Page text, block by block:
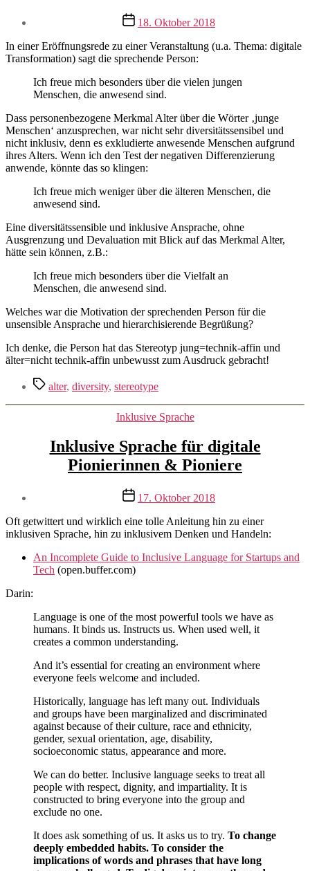
Veröffentlichungsdatum
18. Oktober 2018
In einer Eröffnungsrede zu einer Veranstaltung (u.a. Thema: digitale
Transformation) sagt die sprechende Person:
Ich freue mich besonders über die vielen jungen
Menschen, die anwesend sind.
Dass personenbezogene Merkmal Alter über die Wörter ‚junge
Menschen‘ anzusprechen, war nicht sehr diversitätssensibel und
nicht inklusiv, denn es exkludierte anwesende Menschen aufgrund
ihres Alters. Wenn ich den Test der negativen Differenzierung
anwende, könnte das so klingen:
Ich freue mich weniger über die älteren Menschen, die
anwesend sind.
Eine diversitätssensible und inklusive Ansprache, ohne
Ausgrenzung und Devaluation mit Blick auf das Merkmal Alter,
hätte sein können, z.B.:
Ich freue mich besonders über die Vielfalt an
Menschen, die anwesend sind.
Welches war die Motivation der sprechenden Person für die
unsensible Ansprache und hierarchisierende Begrüßung?
Ich denke, die Person hat das Stereotyp jung=technik-affin und
älter=nicht technik-affin unbewusst zum Ausdruck gebracht!
Schlagwörter
alter, diversity, stereotype
Kategorien
Inklusive Sprache
Inklusive Sprache für digitale
Pionierinnen & Pioniere
Veröffentlichungsdatum
17. Oktober 2018
Oft getwittert und wirklich eine tolle Anleitung hin zu einer
inklusiven Sprache, hin zu inklusivem Denken und Handeln:
An Incomplete Guide to Inclusive Language for Startups and
Tech (open.buffer.com)
Darin:
Language is one of the most powerful tools we have as
humans. It binds us. Instructs us. When used well, it
creates a common understanding.
And it’s essential for creating an environment where
everyone feels welcome and included.
Historically, language has left many out. Individuals
and groups have been marginalized and discriminated
against because of their culture, race and ethnicity,
gender, sexual orientation, age, disability,
socioeconomic status, appearance and more.
We can do better. Inclusive language seeks to treat all
people with respect, dignity, and impartiality. It is
constructed to bring everyone into the group and
exclude no one.
It does ask something of us. It asks us to try. To change
deeply embedded habits. To consider the
implications of words and phrases that have long